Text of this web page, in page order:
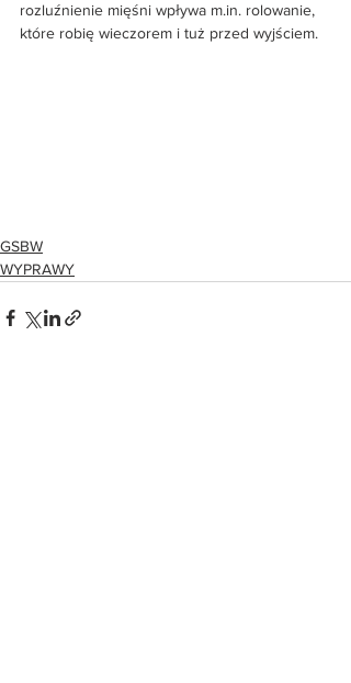
rozluźnienie mięśni wpływa m.in. rolowanie,
które robię wieczorem i tuż przed wyjściem.
GSBW
WYPRAWY